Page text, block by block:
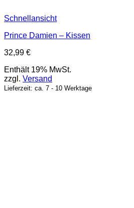
Schnellansicht
Prince Damien – Kissen
32,99 €
Enthält 19% MwSt.
zzgl. Versand
Lieferzeit: ca. 7 - 10 Werktage